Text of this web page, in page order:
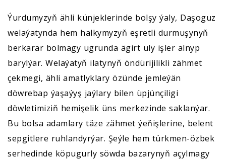
Ýurdumyzyň ähli künjeklerinde bolşy ýaly, Daşoguz
welaýatynda hem halkymyzyň eşretli durmuşynyň
berkarar bolmagy ugrunda ägirt uly işler alnyp
barylýar. Welaýatyň ilatynyň öndürijilikli zähmet
çekmegi, ähli amatlyklary özünde jemleýän
döwrebap ýaşaýyş jaýlary bilen üpjünçiligi
döwletimiziň hemişelik üns merkezinde saklanýar.
Bu bolsa adamlary täze zähmet ýeňişlerine, belent
sepgitlere ruhlandyrýar. Şeýle hem türkmen-özbek
serhedinde köpugurly söwda bazarynyň açylmagy